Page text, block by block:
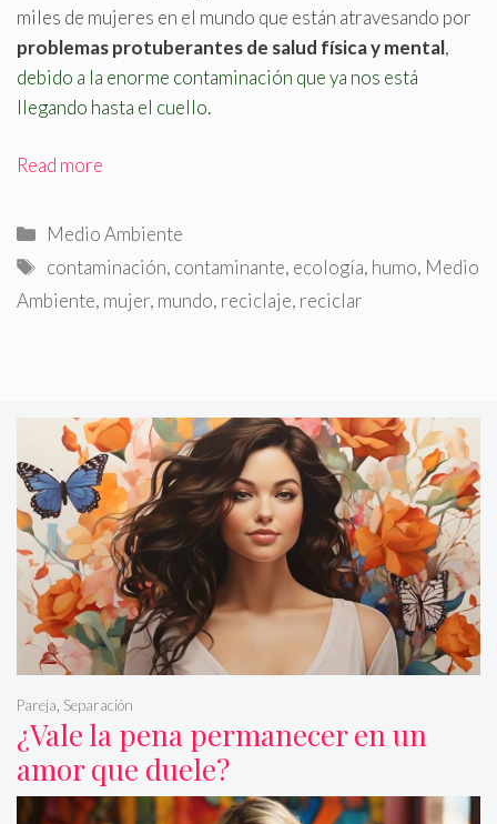
miles de mujeres en el mundo que están atravesando por
problemas protuberantes de salud física y mental,
debido a la enorme contaminación que ya nos está
llegando hasta el cuello.
Read more
Categorías
Medio Ambiente
Etiquetas
contaminación, contaminante, ecología, humo, Medio
Ambiente, mujer, mundo, reciclaje, reciclar
¿Vale la pena permanecer en un
amor que duele?
Pareja, Separación